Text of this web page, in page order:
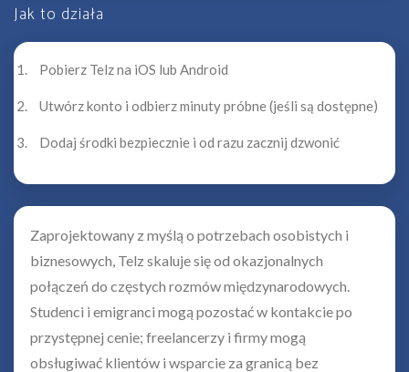
Jak to działa
Pobierz Telz na iOS lub Android
Utwórz konto i odbierz minuty próbne (jeśli są dostępne)
Dodaj środki bezpiecznie i od razu zacznij dzwonić
Zaprojektowany z myślą o potrzebach osobistych i
biznesowych, Telz skaluje się od okazjonalnych
połączeń do częstych rozmów międzynarodowych.
Studenci i emigranci mogą pozostać w kontakcie po
przystępnej cenie; freelancerzy i firmy mogą
obsługiwać klientów i wsparcie za granicą bez